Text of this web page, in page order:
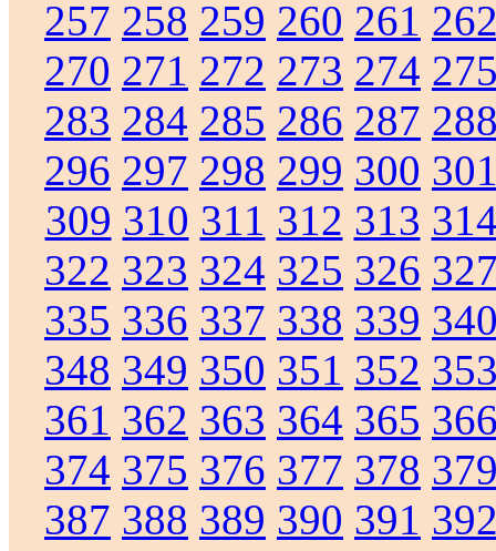
257 258 259 260 261
270 271 272 273 274
283 284 285 286 287
296 297 298 299 300
309 310 311 312 313
322 323 324 325 326
335 336 337 338 339
348 349 350 351 352
361 362 363 364 365
374 375 376 377 378
387 388 389 390 391